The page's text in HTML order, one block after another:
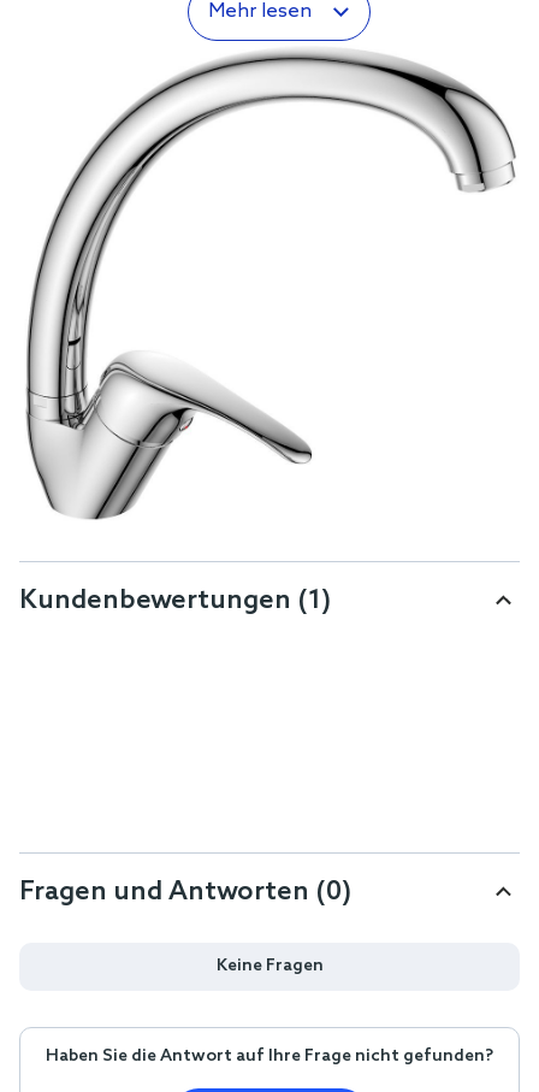
Mehr lesen
Kundenbewertungen (1)
Fragen und Antworten (0)
Keine Fragen
Haben Sie die Antwort auf Ihre Frage nicht gefunden?